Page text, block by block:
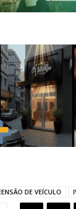
DE VEÍCULO